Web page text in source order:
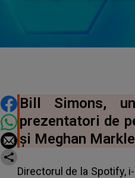
DISTRIBUIE
Bill Simons,
prezentatori de
și Meghan
Directorul de la Spotify,